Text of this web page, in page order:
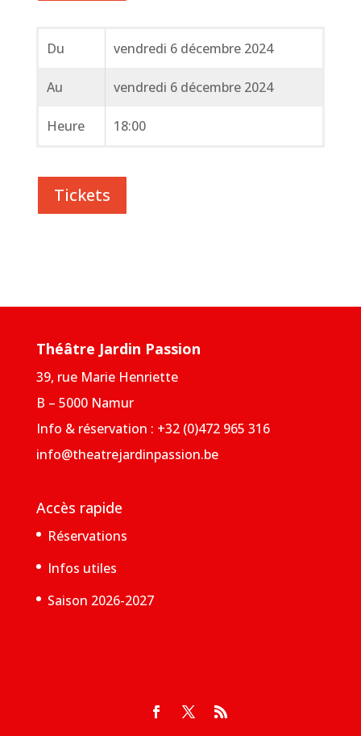
Du vendredi 6 décembre 2024
Au vendredi 6 décembre 2024
Heure 18:00
Tickets
Théâtre Jardin Passion
39, rue Marie Henriette
B – 5000 Namur
Info & réservation : +32 (0)472 965 316
info@theatrejardinpassion.be
Accès rapide
Réservations
Infos utiles
Saison 2026-2027